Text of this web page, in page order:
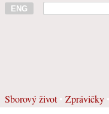
ENG
Sborový život• Zprávičky